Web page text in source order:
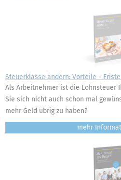
Steuerklasse ändern: Vorteile -
Als Arbeitnehmer ist die Lohnsteuer
Sie sich nicht auch schon mal
mehr Geld übrig zu haben?
mehr